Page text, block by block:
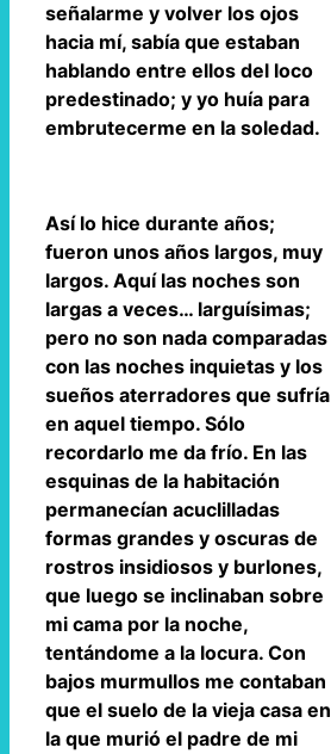
señalarme y volver los ojos
hacia mí, sabía que estaban
hablando entre ellos del loco
predestinado; y yo huía para
embrutecerme en la soledad.
Así lo hice durante años;
fueron unos años largos, muy
largos. Aquí las noches son
largas a veces… larguísimas;
pero no son nada comparadas
con las noches inquietas y los
sueños aterradores que sufría
en aquel tiempo. Sólo
recordarlo me da frío. En las
esquinas de la habitación
permanecían acuclilladas
formas grandes y oscuras de
rostros insidiosos y burlones,
que luego se inclinaban sobre
mi cama por la noche,
tentándome a la locura. Con
bajos murmullos me contaban
que el suelo de la vieja casa en
la que murió el padre de mi